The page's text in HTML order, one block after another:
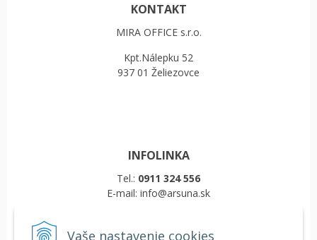
Vaše nastavenie cookies
KONTAKT
MIRA OFFICE s.r.o.
Kpt.Nálepku 52
937 01 Želiezovce
INFOLINKA
Tel.: 0911 324 556
E-mail: info@arsuna.sk